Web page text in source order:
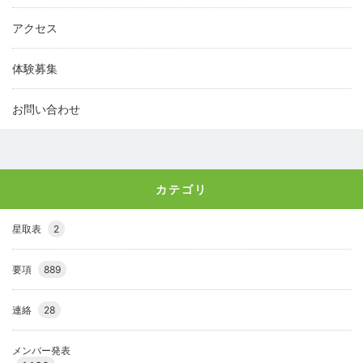
アクセス
体験募集
お問い合わせ
カテゴリ
星取表 2
要項 889
連絡 28
メンバー発表